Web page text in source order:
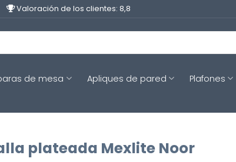
Valoración de los clientes: 8,8
de mesa Apliques de pared Plafones
plateada Mexlite Noor